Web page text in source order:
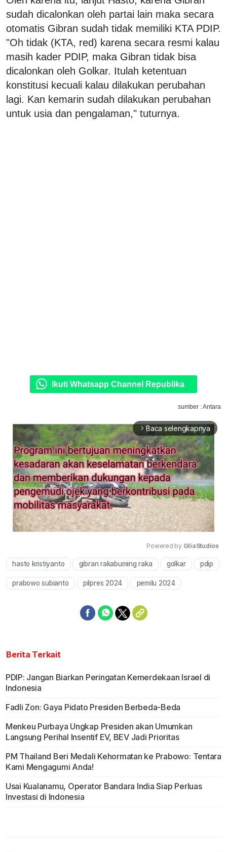
sudah dicalonkan oleh partai lain maka secara
otomatis Gibran sudah tidak memiliki KTA PDIP.
"Oh tidak (KTA, red) karena secara resmi kalau
masih kader PDIP, maka Gibran tidak bisa
dicalonkan oleh Golkar. Itulah ketentuan
konstitusi kecuali kalau dilakukan perubahan
lagi. Kan kemarin sudah dilakukan perubahan
untuk usia dan pengalaman," tuturnya.
Ikuti Whatsapp Channel Republika
sumber : Antara
arrow_forward_ios Baca selengkapnya
Mute
Powered by GliaStudios
hasto kristiyanto gibran rakabuming raka golkar pdip
prabowo subianto pilpres 2024 pemilu 2024
Berita Terkait
PDIP: Jangan Biarkan Peringatan Kemerdekaan Israel di
Indonesia
Fadli Zon: Gaya Pidato Presiden Berbeda-Beda
Menkeu Purbaya Ungkap Presiden akan Umumkan
Langsung Perihal Insentif EV, BEV Jadi Prioritas
PM Thailand Beri Medali Kehormatan ke Prabowo: Tentara
Kami Mengagumi Anda!
Usai Kualanamu, Operator Bandara India Siap Perluas
Investasi di Indonesia